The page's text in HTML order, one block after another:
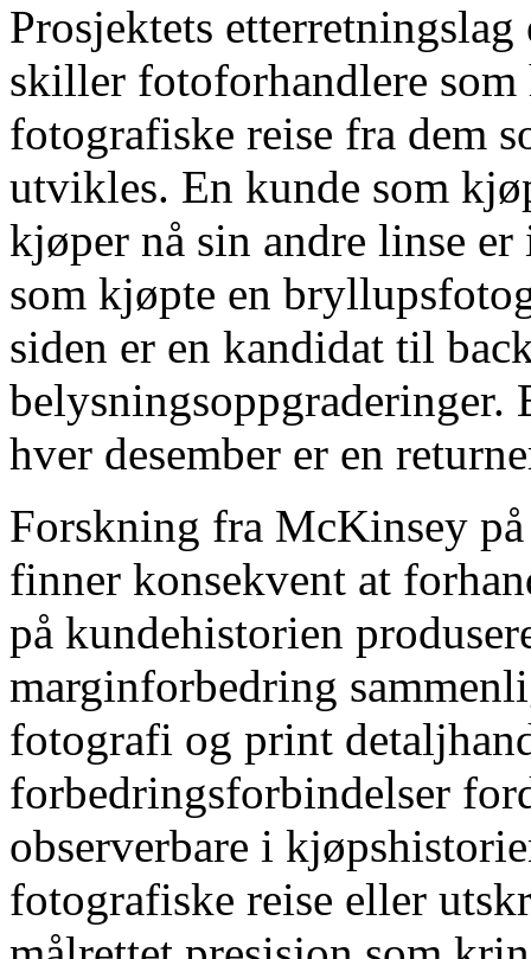
Prosjektets
skiller fotoforhandlere
fotografiske reise fra dem
utvikles. En kunde som
kjøper nå sin andre linse
som kjøpte en
siden er en kandidat til
hver desember er en
Forskning fra McKinsey
finner konsekvent at
på kundehistorien
marginforbedring
fotografi og print
forbedringsforbindelser
observerbare i
fotografiske reise eller